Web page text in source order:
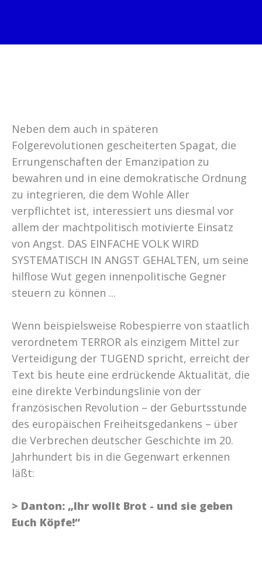
Neben dem auch in späteren
Folgerevolutionen gescheiterten Spagat, die
Errungenschaften der Emanzipation zu
bewahren und in eine demokratische Ordnung
zu integrieren, die dem Wohle Aller
verpflichtet ist, interessiert uns diesmal vor
allem der machtpolitisch motivierte Einsatz
von Angst. DAS EINFACHE VOLK WIRD
SYSTEMATISCH IN ANGST GEHALTEN, um seine
hilflose Wut gegen innenpolitische Gegner
steuern zu können ...
Wenn beispielsweise Robespierre von staatlich
verordnetem TERROR als einzigem Mittel zur
Verteidigung der TUGEND spricht, erreicht der
Text bis heute eine erdrückende Aktualität, die
eine direkte Verbindungslinie von der
französischen Revolution – der Geburtsstunde
des europäischen Freiheitsgedankens – über
die Verbrechen deutscher Geschichte im 20.
Jahrhundert bis in die Gegenwart erkennen
läßt:
> Danton: „Ihr wollt Brot - und sie geben
Euch Köpfe!“